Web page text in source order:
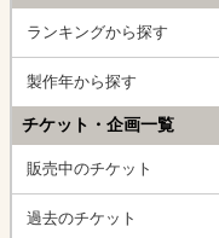
ランキングから探す
製作年から探す
チケット・企画一覧
販売中のチケット
過去のチケット